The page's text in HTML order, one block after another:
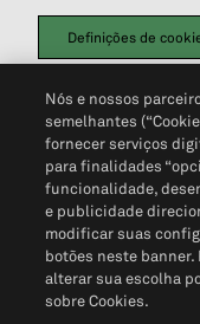
Definições de
Política de Privacidade
Não Venda Minhas
Nós e nossos
semelhantes
fornecer serviços
para finalidades
funcionalidade,
e publicidade
modificar suas
botões neste banner.
alterar sua escolha
sobre Cookies.